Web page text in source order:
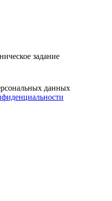
задание
данных